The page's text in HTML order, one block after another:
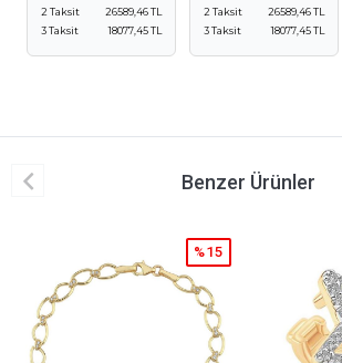
2 Taksit
26589,46 TL
3 Taksit
18077,45 TL
2 Taksit
26589,46 TL
3 Taksit
18077,45 TL
Benzer Ürünler
%15